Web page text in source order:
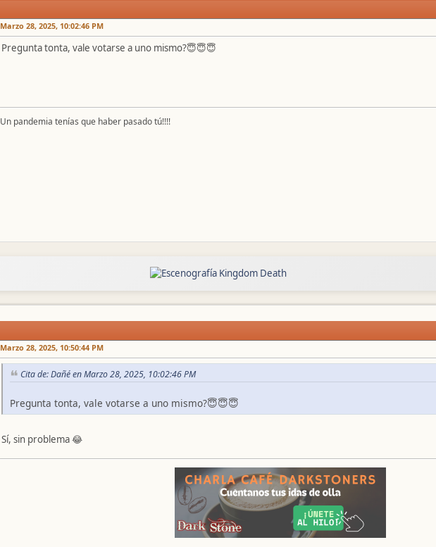
Marzo 28, 2025, 10:02:46 PM
Pregunta tonta, vale votarse a uno mismo?😇😇😇
Un pandemia tenías que haber pasado tú!!!!
Marzo 28, 2025, 10:50:44 PM
Cita de: Dañé en Marzo 28, 2025, 10:02:46 PM
Pregunta tonta, vale votarse a uno mismo?😇😇😇
Sí, sin problema 😂